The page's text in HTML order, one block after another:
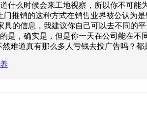
什么时候会来工地视察，所以你不可
推销的这种方式在销售业界被公认为
的信息，我建议你自己可以去不同的
是，确实是，但是你一天在公司能在
难道真有那么多人亏钱去投广告吗？都